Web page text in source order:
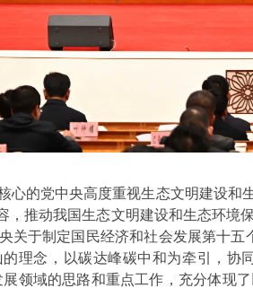
心的党中央高度重视生态文明建设和
，推动我国生态文明建设和生态环境
关于制定国民经济和社会发展第十五
理念，以碳达峰碳中和为牵引，
领域的思路和重点工作，充分体现